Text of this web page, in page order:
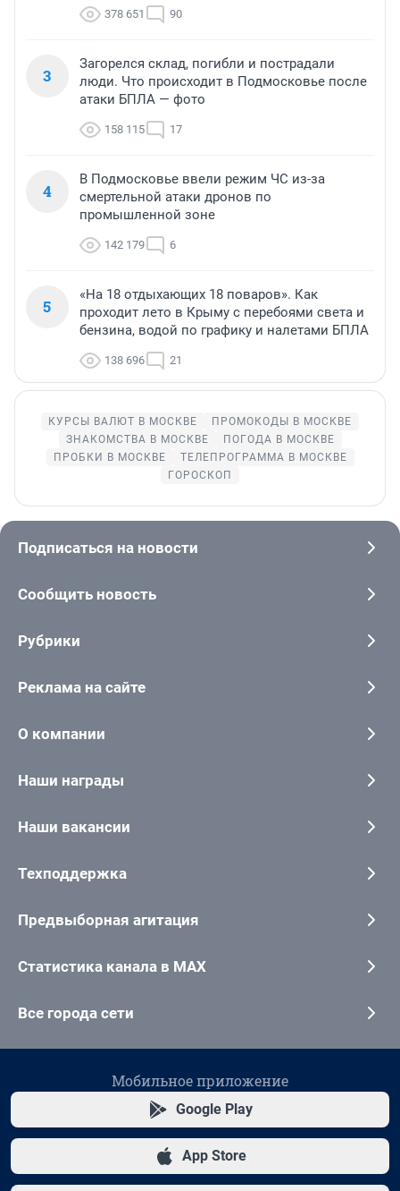
378 651 90
3
Загорелся склад, погибли и пострадали
люди. Что происходит в Подмосковье после
атаки БПЛА — фото
158 115 17
4
В Подмосковье ввели режим ЧС из-за
смертельной атаки дронов по
промышленной зоне
142 179 6
5
«На 18 отдыхающих 18 поваров». Как
проходит лето в Крыму с перебоями света и
бензина, водой по графику и налетами БПЛА
138 696 21
КУРСЫ ВАЛЮТ В МОСКВЕ
ПРОМОКОДЫ В МОСКВЕ
ЗНАКОМСТВА В МОСКВЕ
ПОГОДА В МОСКВЕ
ПРОБКИ В МОСКВЕ
ТЕЛЕПРОГРАММА В МОСКВЕ
ГОРОСКОП
Подписаться на новости
Сообщить новость
Рубрики
Реклама на сайте
О компании
Наши награды
Наши вакансии
Техподдержка
Предвыборная агитация
Статистика канала в MAX
Все города сети
Мобильное приложение
Google Play
App Store